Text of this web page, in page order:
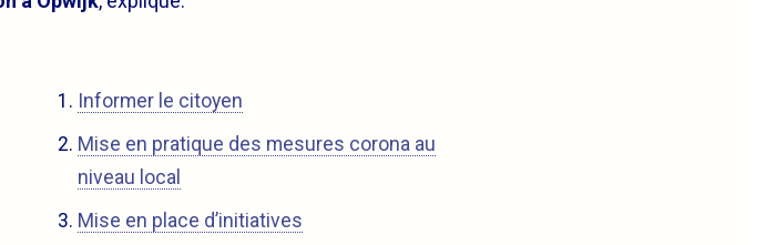
Informer le citoyen
Mise en pratique des mesures corona au
niveau local
Mise en place d’initiatives